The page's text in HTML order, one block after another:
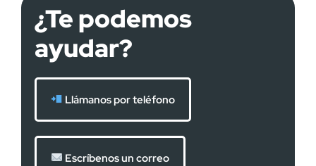
¿Te podemos
ayudar?
Llámanos por teléfono
Escríbenos un correo